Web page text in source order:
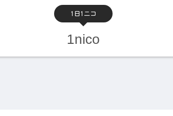
1日1ニコ
1nico